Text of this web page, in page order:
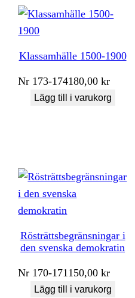
Klassamhälle 1500-1900
Nr 173-174180,00kr
Lägg till i varukorg
Rösträttsbegränsningar i
den svenska demokratin
Nr 170-171150,00kr
Lägg till i varukorg